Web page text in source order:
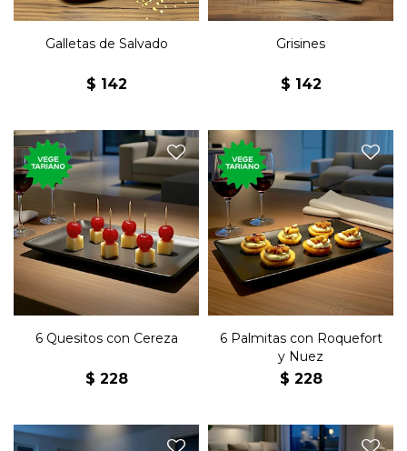
Galletas de Salvado
$ 142
Grisines
$ 142
Seis clásicos saladitos de
queso con cereza.
6 Quesitos con Cereza
$ 228
Seis palmitas con roquefort
y nuez.
6 Palmitas con Roquefort
y Nuez
$ 228